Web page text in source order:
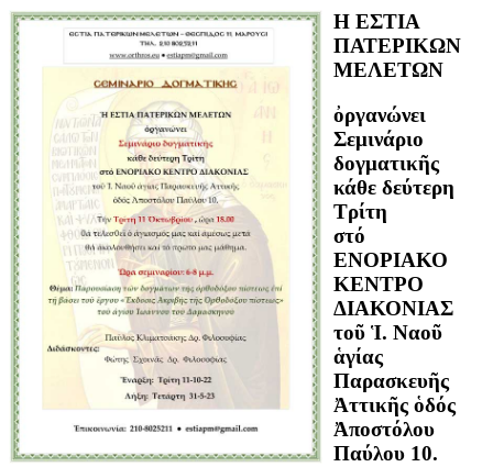
H ΕΣΤΙΑ
ΠΑΤΕΡΙΚΩΝ
ΜΕΛΕΤΩΝ
ὀργανώνει
Σεμινάριο
δογματικῆς
κάθε δεύτερη
Τρίτη
στό
ΕΝΟΡΙΑΚΟ
ΚΕΝΤΡΟ
ΔΙΑΚΟΝΙΑΣ
τοῦ Ἱ. Ναοῦ
ἁγίας
Παρασκευῆς
Ἀττικῆς ὁδός
Ἀποστόλου
Παύλου 10.